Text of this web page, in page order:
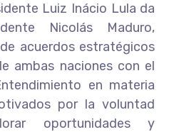
Luiz Inácio Lula da
Nicolás Maduro,
acuerdos estratégicos
ambas naciones con el
en materia
por la voluntad
oportunidades y